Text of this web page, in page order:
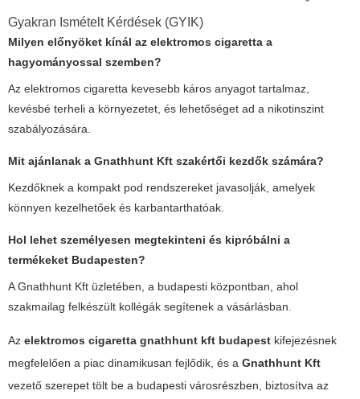
Gyakran Ismételt Kérdések (GYIK)
Milyen előnyöket kínál az elektromos cigaretta a
hagyományossal szemben?
Az elektromos cigaretta kevesebb káros anyagot tartalmaz,
kevésbé terheli a környezetet, és lehetőséget ad a nikotinszint
szabályozására.
Mit ajánlanak a Gnathhunt Kft szakértői kezdők számára?
Kezdőknek a kompakt pod rendszereket javasolják, amelyek
könnyen kezelhetőek és karbantarthatóak.
Hol lehet személyesen megtekinteni és kipróbálni a
termékeket Budapesten?
A Gnathhunt Kft üzletében, a budapesti központban, ahol
szakmailag felkészült kollégák segítenek a vásárlásban.
Az elektromos cigaretta gnathhunt kft budapest kifejezésnek
megfelelően a piac dinamikusan fejlődik, és a Gnathhunt Kft
vezető szerepet tölt be a budapesti városrészben, biztosítva az